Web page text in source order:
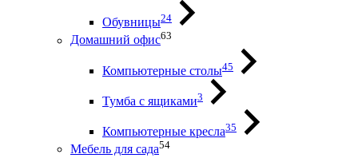
Обувницы24
Домашний офис63
Компьютерные столы45
Тумба с ящиками3
Компьютерные кресла35
Мебель для сада54